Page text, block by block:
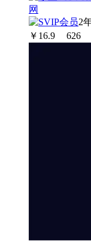
2
￥ 16.9 626